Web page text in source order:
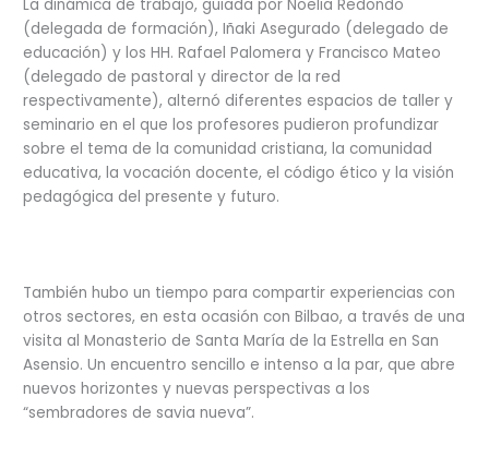
La dinámica de trabajo, guiada por Noelia Redondo
(delegada de formación), Iñaki Asegurado (delegado de
educación) y los HH. Rafael Palomera y Francisco Mateo
(delegado de pastoral y director de la red
respectivamente), alternó diferentes espacios de taller y
seminario en el que los profesores pudieron profundizar
sobre el tema de la comunidad cristiana, la comunidad
educativa, la vocación docente, el código ético y la visión
pedagógica del presente y futuro.
También hubo un tiempo para compartir experiencias con
otros sectores, en esta ocasión con Bilbao, a través de una
visita al Monasterio de Santa María de la Estrella en San
Asensio. Un encuentro sencillo e intenso a la par, que abre
nuevos horizontes y nuevas perspectivas a los
“sembradores de savia nueva”.